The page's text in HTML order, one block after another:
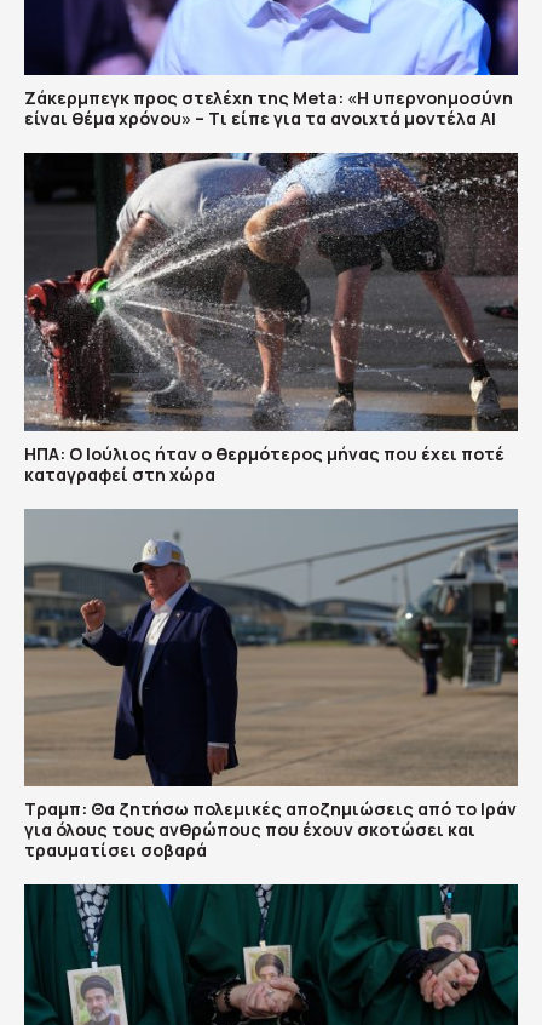
Ζάκερμπεγκ προς στελέχη της Μeta: «Η υπερνοημοσύνη
είναι θέμα χρόνου» – Tι είπε για τα ανοιχτά μοντέλα ΑΙ
ΗΠΑ: Ο Ιούλιος ήταν ο θερμότερος μήνας που έχει ποτέ
καταγραφεί στη χώρα
Τραμπ: Θα ζητήσω πολεμικές αποζημιώσεις από το Ιράν
για όλους τους ανθρώπους που έχουν σκοτώσει και
τραυματίσει σοβαρά